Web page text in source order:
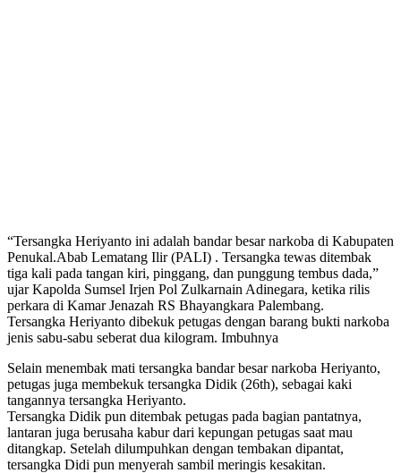
“Tersangka Heriyanto ini adalah bandar besar narkoba di Kabupaten
Penukal.Abab Lematang Ilir (PALI) . Tersangka tewas ditembak
tiga kali pada tangan kiri, pinggang, dan punggung tembus dada,”
ujar Kapolda Sumsel Irjen Pol Zulkarnain Adinegara, ketika rilis
perkara di Kamar Jenazah RS Bhayangkara Palembang.
Tersangka Heriyanto dibekuk petugas dengan barang bukti narkoba
jenis sabu-sabu seberat dua kilogram. Imbuhnya
Selain menembak mati tersangka bandar besar narkoba Heriyanto,
petugas juga membekuk tersangka Didik (26th), sebagai kaki
tangannya tersangka Heriyanto.
Tersangka Didik pun ditembak petugas pada bagian pantatnya,
lantaran juga berusaha kabur dari kepungan petugas saat mau
ditangkap. Setelah dilumpuhkan dengan tembakan dipantat,
tersangka Didi pun menyerah sambil meringis kesakitan.